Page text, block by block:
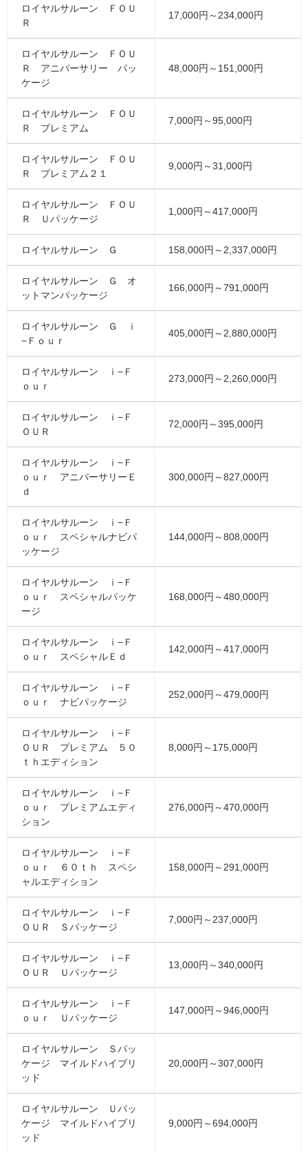
ロイヤルサルーン ＦＯＵ
Ｒ
17,000円～234,000円
ロイヤルサルーン ＦＯＵ
Ｒ アニバーサリー パッ
ケージ
48,000円～151,000円
ロイヤルサルーン ＦＯＵ
Ｒ プレミアム
7,000円～95,000円
ロイヤルサルーン ＦＯＵ
Ｒ プレミアム２１
9,000円～31,000円
ロイヤルサルーン ＦＯＵ
Ｒ Ｕパッケージ
1,000円～417,000円
ロイヤルサルーン Ｇ 158,000円～2,337,000円
ロイヤルサルーン Ｇ オ
ットマンパッケージ
166,000円～791,000円
ロイヤルサルーン Ｇ ｉ
−Ｆｏｕｒ
405,000円～2,880,000円
ロイヤルサルーン ｉ−Ｆ
ｏｕｒ
273,000円～2,260,000円
ロイヤルサルーン ｉ−Ｆ
ＯＵＲ
72,000円～395,000円
ロイヤルサルーン ｉ−Ｆ
ｏｕｒ アニバーサリーＥ
ｄ
300,000円～827,000円
ロイヤルサルーン ｉ−Ｆ
ｏｕｒ スペシャルナビパ
ッケージ
144,000円～808,000円
ロイヤルサルーン ｉ−Ｆ
ｏｕｒ スペシャルパッケ
ージ
168,000円～480,000円
ロイヤルサルーン ｉ−Ｆ
ｏｕｒ スペシャルＥｄ
142,000円～417,000円
ロイヤルサルーン ｉ−Ｆ
ｏｕｒ ナビパッケージ
252,000円～479,000円
ロイヤルサルーン ｉ−Ｆ
ＯＵＲ プレミアム ５０
ｔｈエディション
8,000円～175,000円
ロイヤルサルーン ｉ−Ｆ
ｏｕｒ プレミアムエディ
ション
276,000円～470,000円
ロイヤルサルーン ｉ−Ｆ
ｏｕｒ ６０ｔｈ スペシ
ャルエディション
158,000円～291,000円
ロイヤルサルーン ｉ−Ｆ
ＯＵＲ Ｓパッケージ
7,000円～237,000円
ロイヤルサルーン ｉ−Ｆ
ＯＵＲ Ｕパッケージ
13,000円～340,000円
ロイヤルサルーン ｉ−Ｆ
ｏｕｒ Ｕパッケージ
147,000円～946,000円
ロイヤルサルーン Ｓパッ
ケージ マイルドハイブリ
ッド
20,000円～307,000円
ロイヤルサルーン Ｕパッ
ケージ マイルドハイブリ
ッド
9,000円～694,000円